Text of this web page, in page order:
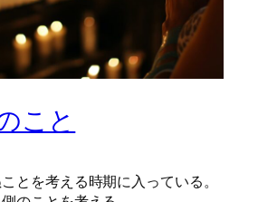
こと
とを考える時期に入っている。